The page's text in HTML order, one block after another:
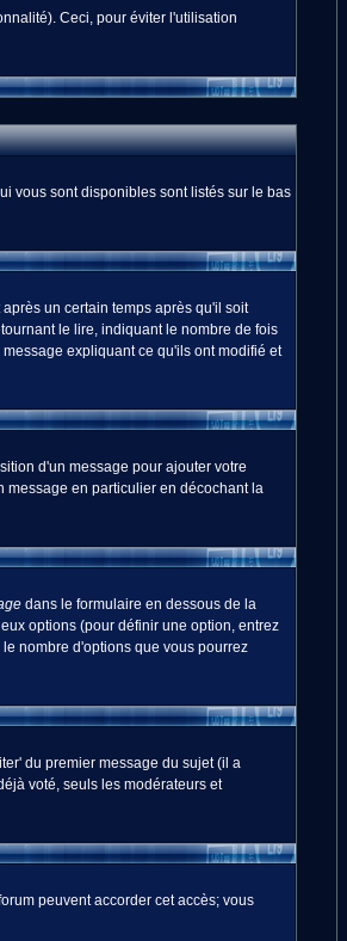
Ceci, pour éviter l'utilisation
vous sont disponibles sont listés sur le bas
un certain temps après qu'il soit
le lire, indiquant le nombre de fois
expliquant ce qu'ils ont modifié et
d'un message pour ajouter votre
message en particulier en décochant la
dans le formulaire en dessous de la
options (pour définir une option, entrez
nombre d'options que vous pourrez
du premier message du sujet (il a
voté, seuls les modérateurs et
peuvent accorder cet accès; vous